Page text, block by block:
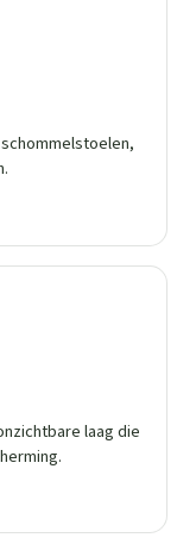
laag die